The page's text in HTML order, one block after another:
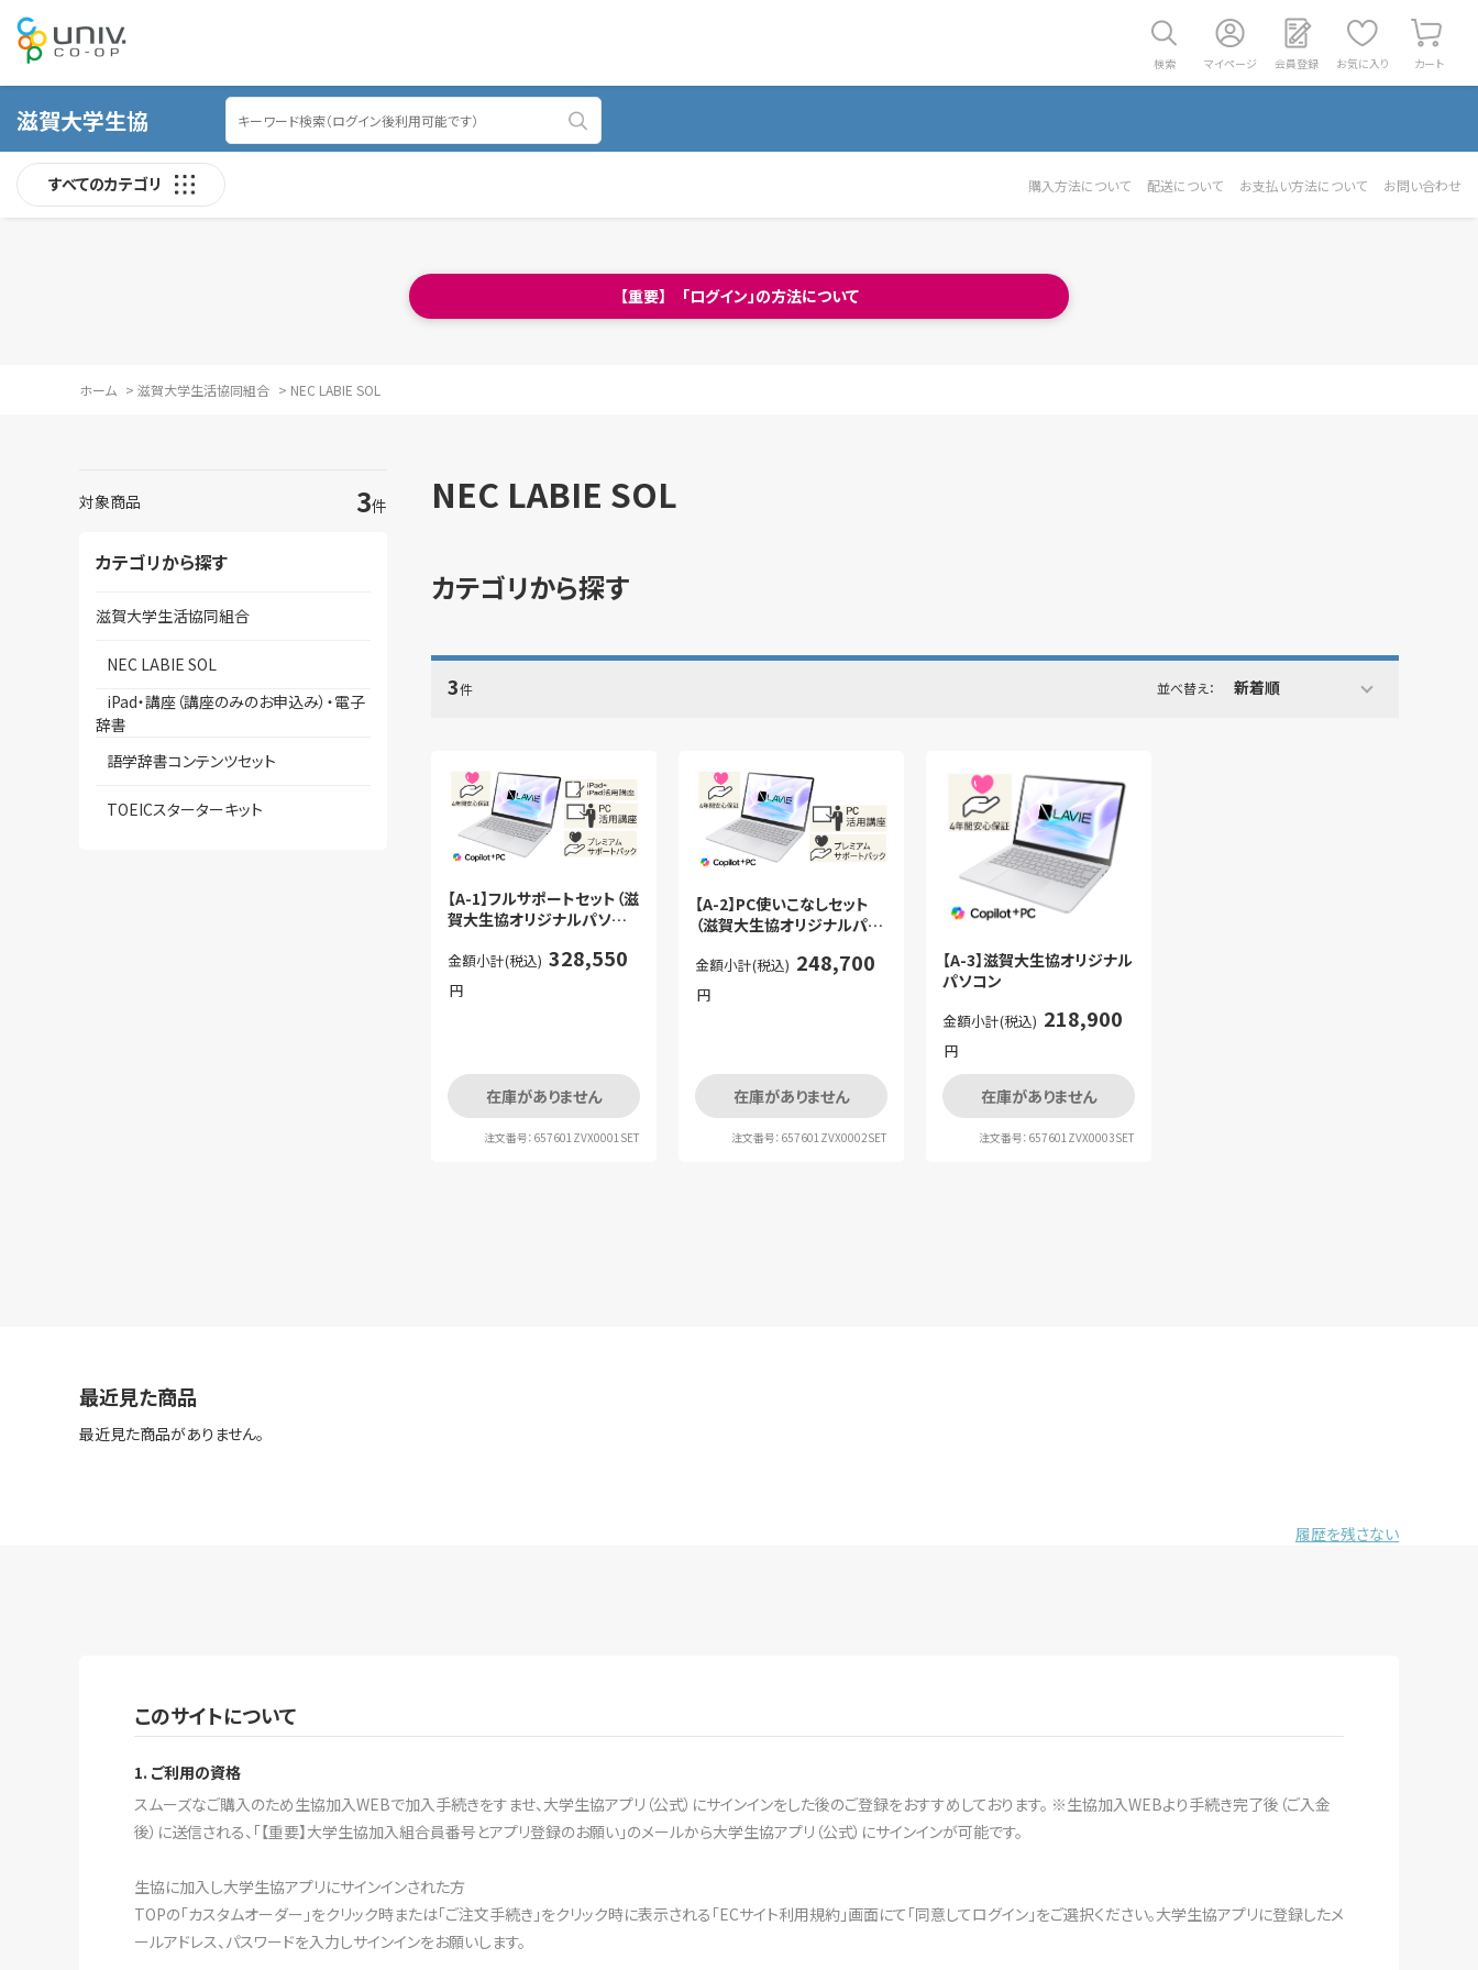
検索 マイページ 会員登録 お気に入り カート
滋賀大学生協
すべてのカテゴリ 購入方法について 配送について お支払い方法について お問い合わせ
【重要】 「ログイン」の方法について
ホーム > 滋賀大学生活協同組合 > NEC LABIE SOL
対象商品 3件
カテゴリから探す
滋賀大学生活協同組合
NEC LABIE SOL
iPad・講座（講座のみのお申込み）・電子
辞書
語学辞書コンテンツセット
TOEICスターターキット
NEC LABIE SOL
カテゴリから探す
3件 並べ替え： 新着順
【A-1】フルサポートセット（滋
賀大生協オリジナルパソコ
金額小計(税込) 328,550
円
在庫がありません
注文番号：657601ZVX0001SET
【A-2】PC使いこなしセット
（滋賀大生協オリジナルパソ
金額小計(税込) 248,700
円
在庫がありません
注文番号：657601ZVX0002SET
【A-3】滋賀大生協オリジナル
パソコン
金額小計(税込) 218,900
円
在庫がありません
注文番号：657601ZVX0003SET
最近見た商品
最近見た商品がありません。
履歴を残さない
このサイトについて
1. ご利用の資格
スムーズなご購入のため生協加入WEBで加入手続きをすませ、大学生協アプリ（公式）にサインインをした後のご登録をおすすめしております。 ※生協加入WEBより手続き完了後（ご入金
後）に送信される、「【重要】大学生協加入組合員番号とアプリ登録のお願い」のメールから大学生協アプリ（公式）にサインインが可能です。
生協に加入し大学生協アプリにサインインされた方
TOPの「カスタムオーダー」をクリック時または「ご注文手続き」をクリック時に表示される「ECサイト利用規約」画面にて「同意してログイン」をご選択ください。大学生協アプリに登録したメ
ールアドレス、パスワードを入力しサインインをお願いします。